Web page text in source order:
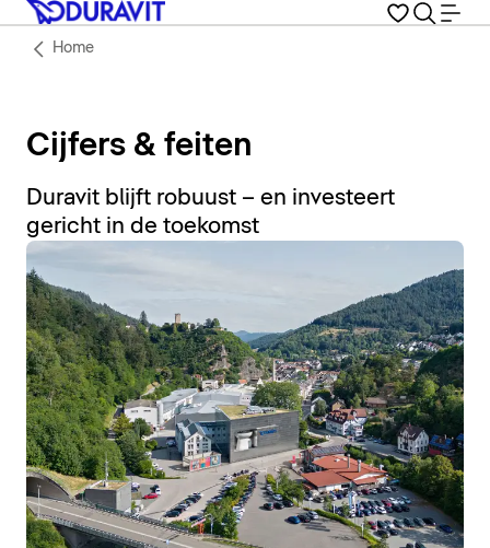
Home
Cijfers & feiten
Duravit blijft robuust – en investeert
gericht in de toekomst